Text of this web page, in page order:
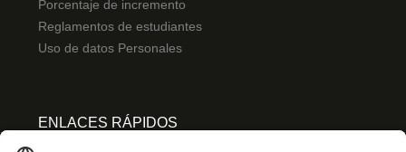
Porcentaje de incremento
Reglamentos de estudiantes
Uso de datos Personales
ENLACES RÁPIDOS